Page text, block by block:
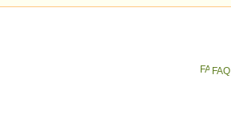
FAQ